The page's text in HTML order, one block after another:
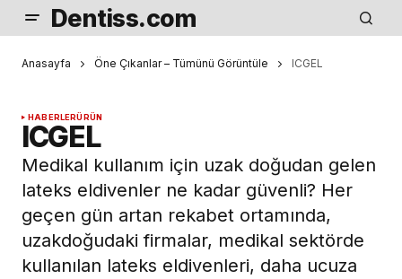
Dentiss.com
Anasayfa Öne Çıkanlar – Tümünü Görüntüle ICGEL
HABERLERÜRÜN
ICGEL
Medikal kullanım için uzak doğudan gelen
lateks eldivenler ne kadar güvenli? Her
geçen gün artan rekabet ortamında,
uzakdoğudaki firmalar, medikal sektörde
kullanılan lateks eldivenleri, daha ucuza